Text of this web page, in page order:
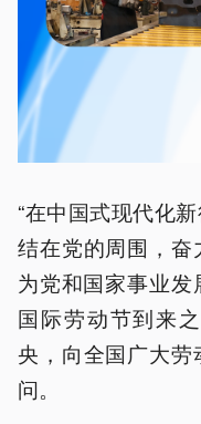
“在中国式现代化
结在党的周围，奋
为党和国家事业发
国际劳动节到来
央，向全国广大
问。